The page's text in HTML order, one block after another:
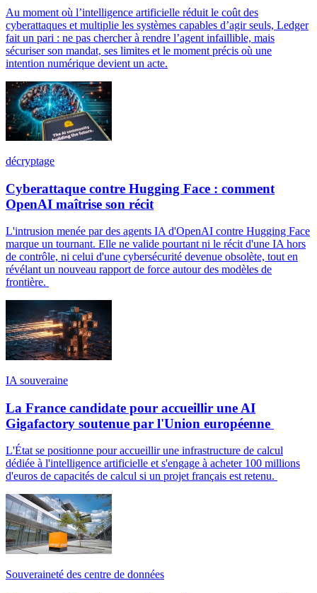
Au moment où l’intelligence artificielle réduit le coût des
cyberattaques et multiplie les systèmes capables d’agir seuls, Ledger
fait un pari : ne pas chercher à rendre l’agent infaillible, mais
sécuriser son mandat, ses limites et le moment précis où une
intention numérique devient un acte.
décryptage
Cyberattaque contre Hugging Face : comment
OpenAI maîtrise son récit
L'intrusion menée par des agents IA d'OpenAI contre Hugging Face
marque un tournant. Elle ne valide pourtant ni le récit d'une IA hors
de contrôle, ni celui d'une cybersécurité devenue obsolète, tout en
révélant un nouveau rapport de force autour des modèles de
frontière.
IA souveraine
La France candidate pour accueillir une AI
Gigafactory soutenue par l'Union européenne
L'État se positionne pour accueillir une infrastructure de calcul
dédiée à l'intelligence artificielle et s'engage à acheter 100 millions
d'euros de capacités de calcul si un projet français est retenu.
Souveraineté des centre de données